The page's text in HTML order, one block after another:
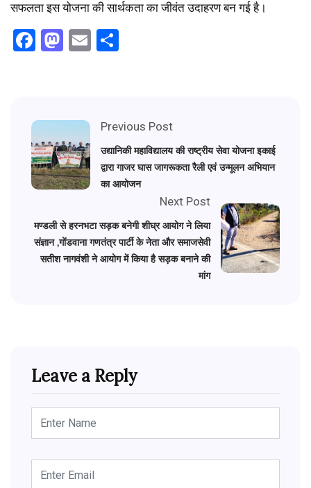
सफलता इस योजना की सार्थकता का जीवंत उदाहरण बन गई है।
Facebook
Mastodon
Email
Previous Post
उद्यानिकी महाविद्यालय की राष्ट्रीय सेवा योजना इकाई
द्वारा गाजर घास जागरूकता रैली एवं उन्मूलन अभियान
का आयोजन
Next Post
मण्डली से हरनभटा सड़क बनेगी शीघ्र आयोग ने लिया
संज्ञान ,गोंडवाना गणतंत्र पार्टी के नेता और समाजसेवी
सतीश नागवंशी ने आयोग में किया है सड़क बनाने की
मांग
Leave a Reply